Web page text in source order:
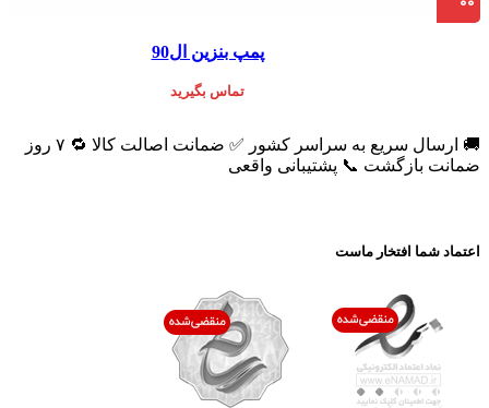
پمپ بنزین ال90
تماس بگیرید
🚚 ارسال سریع به سراسر کشور ✅ ضمانت اصالت کالا 🔁 ۷ روز
ضمانت بازگشت 📞 پشتیبانی واقعی
اعتماد شما افتخار ماست